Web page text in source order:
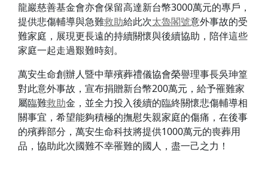
龍巖慈善基金會亦會保留高達新台幣3000萬元的專戶，
提供悲傷輔導與急難救助給此次太魯閣號意外事故的受
難家庭，展現更長遠的持續關懷與後續協助，陪伴這些
家庭一起走過艱難時刻。
萬安生命創辦人暨中華殯葬禮儀協會榮譽理事長吳珅篁
對此意外事故，宣布捐贈新台幣200萬元，給予罹難家
屬臨難救助金，並全力投入後續的臨終關懷悲傷輔導相
關事宜，希望能夠積極的撫慰失親家庭的傷痛，在後事
的殯葬部分，萬安生命科技將提供1000萬元的喪葬用
品，協助此次國難不幸罹難的國人，盡一己之力！